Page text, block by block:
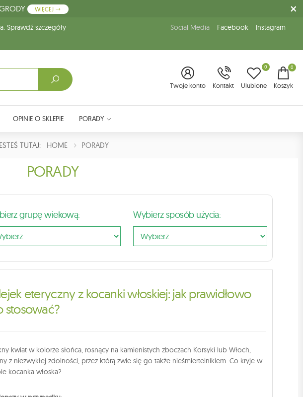
WIĘCEJ
Sprawdź szczegóły Social Media Facebook Instagram
Twoje konto Kontakt Ulubione
0 0
Koszyk
OPINIE O SKLEPIE PORADY
TUTAJ: HOME PORADY
PORADY
grupę wiekową: Wybierz sposób użycia:
eteryczny z kocanki włoskiej: jak prawidłowo
stosować?
kwiat w kolorze słońca, rosnący na kamienistych zboczach Korsyki lub Włoch,
z niezwykłej zdolności, przez którą zwie się go także nieśmiertelnikiem. Co kryje w
kocanka włoska?